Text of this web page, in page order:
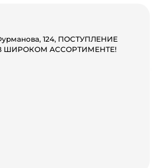
124, ПОСТУПЛЕНИЕ
ШИРОКОМ АССОРТИМЕНТЕ!